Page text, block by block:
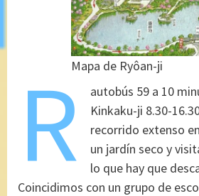
Mapa de Ryôan-ji
R
autobús 59 a 10
Kinkaku-ji 8.30-
recorrido extenso
un jardín seco y
lo que hay que
Coincidimos con un grupo de